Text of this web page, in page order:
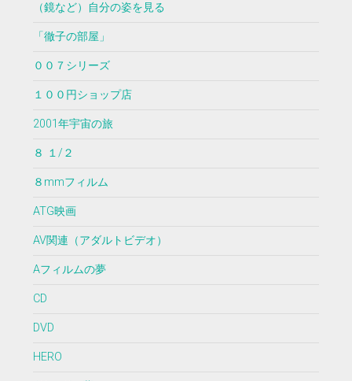
（鏡など）自分の姿を見る
「徹子の部屋」
００７シリーズ
１００円ショップ店
2001年宇宙の旅
８ １/２
８mmフィルム
ATG映画
AV関連（アダルトビデオ）
Aフィルムの夢
CD
DVD
HERO